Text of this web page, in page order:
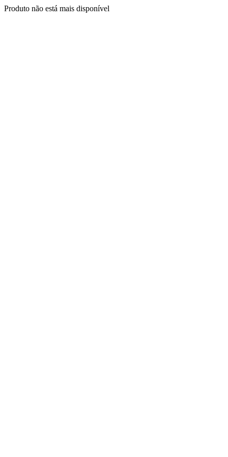
Produto não está mais disponível